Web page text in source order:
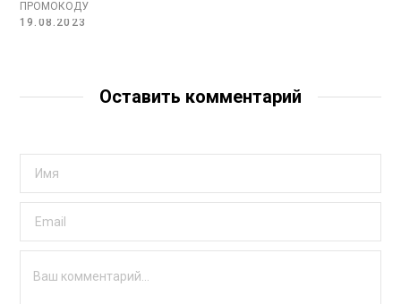
ПРОМОКОДУ
19.08.2023
Оставить комментарий